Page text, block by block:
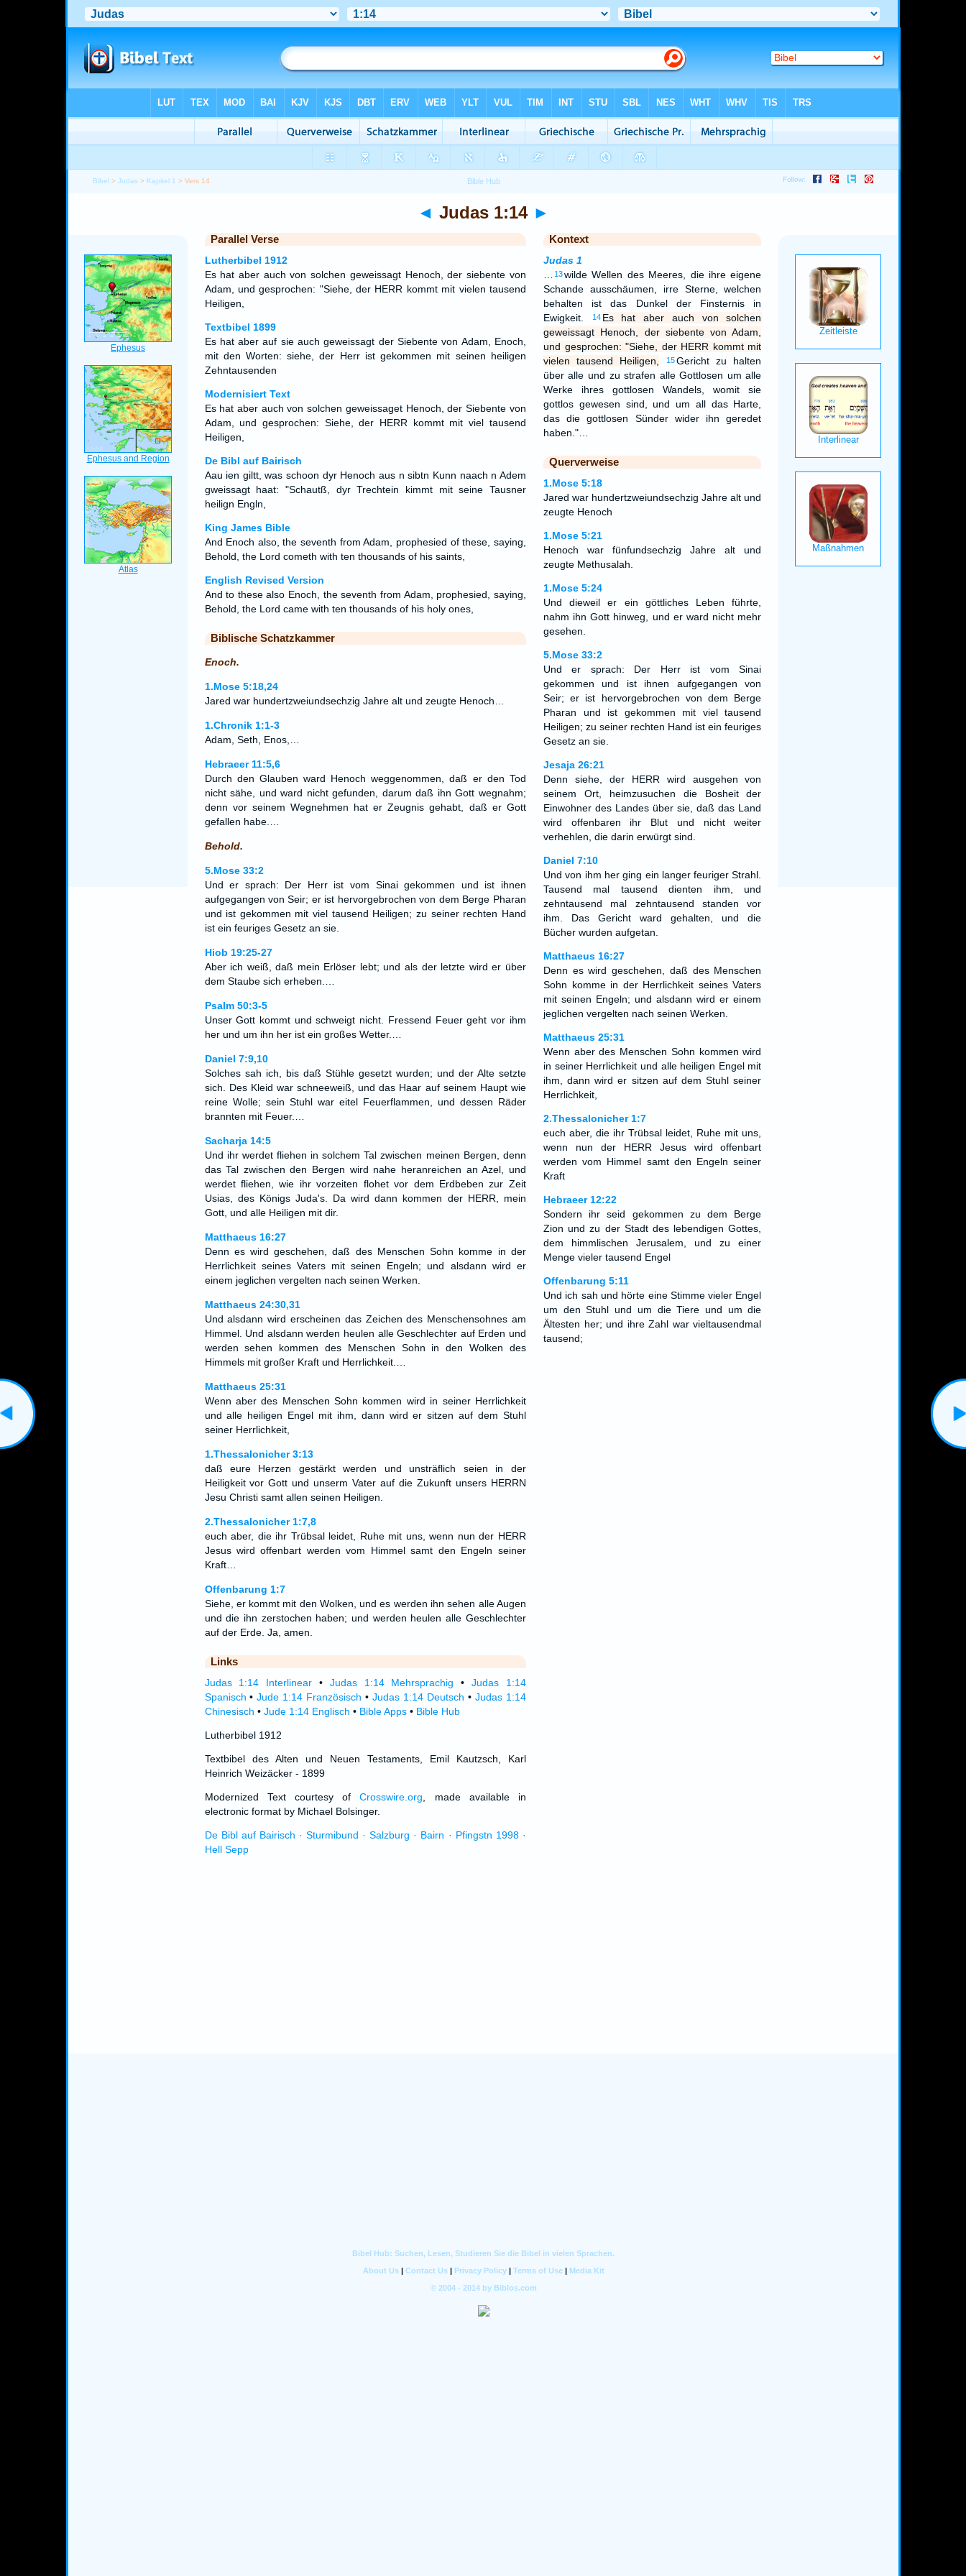
Bibel >Judas > Kapitel 1 > Vers 14
◄ Judas 1:14 ►
Parallel Verse
Lutherbibel 1912
Es hat aber auch von solchen geweissagt Henoch, der siebente von
Adam, und gesprochen: "Siehe, der HERR kommt mit vielen tausend
Heiligen,
Textbibel 1899
Es hat aber auf sie auch geweissagt der Siebente von Adam, Enoch,
mit den Worten: siehe, der Herr ist gekommen mit seinen heiligen
Zehntausenden
Modernisiert Text
Es hat aber auch von solchen geweissaget Henoch, der Siebente von
Adam, und gesprochen: Siehe, der HERR kommt mit viel tausend
Heiligen,
De Bibl auf Bairisch
Aau ien giltt, was schoon dyr Henoch aus n sibtn Kunn naach n Adem
gweissagt haat: "Schautß, dyr Trechtein kimmt mit seine Tausner
heilign Engln,
King James Bible
And Enoch also, the seventh from Adam, prophesied of these, saying,
Behold, the Lord cometh with ten thousands of his saints,
English Revised Version
And to these also Enoch, the seventh from Adam, prophesied, saying,
Behold, the Lord came with ten thousands of his holy ones,
Biblische Schatzkammer
Enoch.
1.Mose 5:18,24
Jared war hundertzweiundsechzig Jahre alt und zeugte Henoch…
1.Chronik 1:1-3
Adam, Seth, Enos,…
Hebraeer 11:5,6
Durch den Glauben ward Henoch weggenommen, daß er den Tod
nicht sähe, und ward nicht gefunden, darum daß ihn Gott wegnahm;
denn vor seinem Wegnehmen hat er Zeugnis gehabt, daß er Gott
gefallen habe.…
Behold.
5.Mose 33:2
Und er sprach: Der Herr ist vom Sinai gekommen und ist ihnen
aufgegangen von Seir; er ist hervorgebrochen von dem Berge Pharan
und ist gekommen mit viel tausend Heiligen; zu seiner rechten Hand
ist ein feuriges Gesetz an sie.
Hiob 19:25-27
Aber ich weiß, daß mein Erlöser lebt; und als der letzte wird er über
dem Staube sich erheben.…
Psalm 50:3-5
Unser Gott kommt und schweigt nicht. Fressend Feuer geht vor ihm
her und um ihn her ist ein großes Wetter.…
Daniel 7:9,10
Solches sah ich, bis daß Stühle gesetzt wurden; und der Alte setzte
sich. Des Kleid war schneeweiß, und das Haar auf seinem Haupt wie
reine Wolle; sein Stuhl war eitel Feuerflammen, und dessen Räder
brannten mit Feuer.…
Sacharja 14:5
Und ihr werdet fliehen in solchem Tal zwischen meinen Bergen, denn
das Tal zwischen den Bergen wird nahe heranreichen an Azel, und
werdet fliehen, wie ihr vorzeiten flohet vor dem Erdbeben zur Zeit
Usias, des Königs Juda's. Da wird dann kommen der HERR, mein
Gott, und alle Heiligen mit dir.
Matthaeus 16:27
Denn es wird geschehen, daß des Menschen Sohn komme in der
Herrlichkeit seines Vaters mit seinen Engeln; und alsdann wird er
einem jeglichen vergelten nach seinen Werken.
Matthaeus 24:30,31
Und alsdann wird erscheinen das Zeichen des Menschensohnes am
Himmel. Und alsdann werden heulen alle Geschlechter auf Erden und
werden sehen kommen des Menschen Sohn in den Wolken des
Himmels mit großer Kraft und Herrlichkeit.…
Matthaeus 25:31
Wenn aber des Menschen Sohn kommen wird in seiner Herrlichkeit
und alle heiligen Engel mit ihm, dann wird er sitzen auf dem Stuhl
seiner Herrlichkeit,
1.Thessalonicher 3:13
daß eure Herzen gestärkt werden und unsträflich seien in der
Heiligkeit vor Gott und unserm Vater auf die Zukunft unsers HERRN
Jesu Christi samt allen seinen Heiligen.
2.Thessalonicher 1:7,8
euch aber, die ihr Trübsal leidet, Ruhe mit uns, wenn nun der HERR
Jesus wird offenbart werden vom Himmel samt den Engeln seiner
Kraft…
Offenbarung 1:7
Siehe, er kommt mit den Wolken, und es werden ihn sehen alle Augen
und die ihn zerstochen haben; und werden heulen alle Geschlechter
auf der Erde. Ja, amen.
Links
Judas 1:14 Interlinear • Judas 1:14 Mehrsprachig •Judas 1:14
Spanisch •Jude 1:14 Französisch •Judas 1:14 Deutsch •Judas 1:14
Chinesisch • Jude 1:14 Englisch • Bible Apps• Bible Hub
Lutherbibel 1912
Textbibel des Alten und Neuen Testaments, Emil Kautzsch, Karl
Heinrich Weizäcker - 1899
Modernized Text courtesy ofCrosswire.org , made available in
electronic format by Michael Bolsinger.
De Bibl auf Bairisch · Sturmibund · Salzburg · Bairn · Pfingstn 1998 ·
Hell Sepp
Kontext
Judas 1
13wilde Wellen des Meeres, die ihre eigene
Schande ausschäumen, irre Sterne, welchen
behalten ist das Dunkel der Finsternis in
Ewigkeit.
14 Es hat aber auch von solchen
geweissagt Henoch, der siebente von Adam,
und gesprochen: "Siehe, der HERR kommt mit
vielen tausend Heiligen,
15Gericht zu halten
über alle und zu strafen alle Gottlosen um alle
Werke ihres gottlosen Wandels, womit sie
gottlos gewesen sind, und um all das Harte,
das die gottlosen Sünder wider ihn geredet
haben."…
Querverweise
1.Mose 5:18
Jared war hundertzweiundsechzig Jahre alt und
zeugte Henoch
1.Mose 5:21
Henoch war fünfundsechzig Jahre alt und
zeugte Methusalah.
1.Mose 5:24
Und dieweil er ein göttliches Leben führte,
nahm ihn Gott hinweg, und er ward nicht mehr
gesehen.
5.Mose 33:2
Und er sprach: Der Herr ist vom Sinai
gekommen und ist ihnen aufgegangen von
Seir; er ist hervorgebrochen von dem Berge
Pharan und ist gekommen mit viel tausend
Heiligen; zu seiner rechten Hand ist ein feuriges
Gesetz an sie.
Jesaja 26:21
Denn siehe, der HERR wird ausgehen von
seinem Ort, heimzusuchen die Bosheit der
Einwohner des Landes über sie, daß das Land
wird offenbaren ihr Blut und nicht weiter
verhehlen, die darin erwürgt sind.
Daniel 7:10
Und von ihm her ging ein langer feuriger Strahl.
Tausend mal tausend dienten ihm, und
zehntausend mal zehntausend standen vor
ihm. Das Gericht ward gehalten, und die
Bücher wurden aufgetan.
Matthaeus 16:27
Denn es wird geschehen, daß des Menschen
Sohn komme in der Herrlichkeit seines Vaters
mit seinen Engeln; und alsdann wird er einem
jeglichen vergelten nach seinen Werken.
Matthaeus 25:31
Wenn aber des Menschen Sohn kommen wird
in seiner Herrlichkeit und alle heiligen Engel mit
ihm, dann wird er sitzen auf dem Stuhl seiner
Herrlichkeit,
2.Thessalonicher 1:7
euch aber, die ihr Trübsal leidet, Ruhe mit uns,
wenn nun der HERR Jesus wird offenbart
werden vom Himmel samt den Engeln seiner
Kraft
Hebraeer 12:22
Sondern ihr seid gekommen zu dem Berge
Zion und zu der Stadt des lebendigen Gottes,
dem himmlischen Jerusalem, und zu einer
Menge vieler tausend Engel
Offenbarung 5:11
Und ich sah und hörte eine Stimme vieler Engel
um den Stuhl und um die Tiere und um die
Ältesten her; und ihre Zahl war vieltausendmal
tausend;